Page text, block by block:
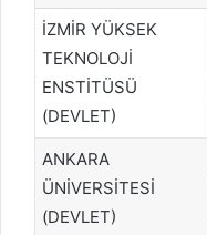
İZMİR YÜKSEK
TEKNOLOJİ
ENSTİTÜSÜ
(DEVLET)
ANKARA
ÜNİVERSİTESİ
(DEVLET)